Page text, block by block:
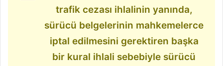
trafik cezası ihlalinin yanında,
sürücü belgelerinin mahkemelerce
iptal edilmesini gerektiren başka
bir kural ihlali sebebiyle sürücü